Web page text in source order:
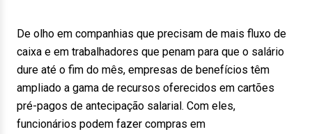
De olho em companhias que precisam de mais fluxo de
caixa e em trabalhadores que penam para que o salário
dure até o fim do mês, empresas de benefícios têm
ampliado a gama de recursos oferecidos em cartões
pré-pagos de antecipação salarial. Com eles,
funcionários podem fazer compras em